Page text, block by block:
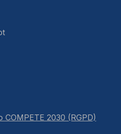
COMPETE 2030 (RGPD)